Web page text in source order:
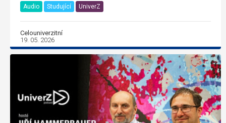
Audio Studující UniverZ
Celouniverzitní
19. 05. 2026